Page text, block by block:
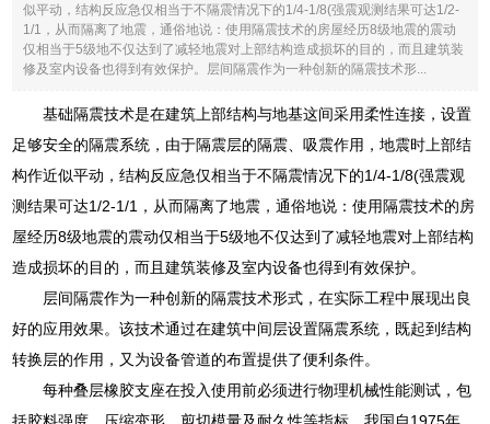
似平动，结构反应急仅相当于不隔震情况下的1/4-1/8(强震观测结果可达1/2-
1/1，从而隔离了地震，通俗地说：使用隔震技术的房屋经历8级地震的震动
仅相当于5级地不仅达到了减轻地震对上部结构造成损坏的目的，而且建筑装
修及室内设备也得到有效保护。层间隔震作为一种创新的隔震技术形...
基础隔震技术是在建筑上部结构与地基这间采用柔性连接，设置
足够安全的隔震系统，由于隔震层的隔震、吸震作用，地震时上部结
构作近似平动，结构反应急仅相当于不隔震情况下的1/4-1/8(强震观
测结果可达1/2-1/1，从而隔离了地震，通俗地说：使用隔震技术的房
屋经历8级地震的震动仅相当于5级地不仅达到了减轻地震对上部结构
造成损坏的目的，而且建筑装修及室内设备也得到有效保护。
层间隔震作为一种创新的隔震技术形式，在实际工程中展现出良
好的应用效果。该技术通过在建筑中间层设置隔震系统，既起到结构
转换层的作用，又为设备管道的布置提供了便利条件。
每种叠层橡胶支座在投入使用前必须进行物理机械性能测试，包
括胶料强度、压缩变形、剪切模量及耐久性等指标。我国自1975年